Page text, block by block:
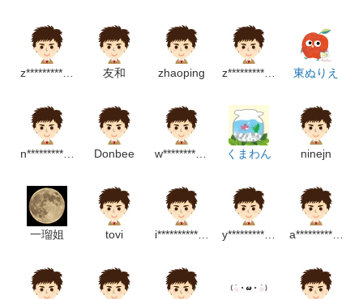
z***************m 友和 zhaoping z*****************m 東ぬりえ
n*******************m Donbee w****************m くまわん ninejn
一瑠姐 tovi i*******************m y*******************m a********************m